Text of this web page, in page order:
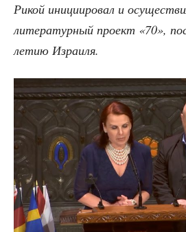
Рикой ини­ци­и­ро­вал и
лите­ра­тур­ный про­ект «70»,
летию Израиля.